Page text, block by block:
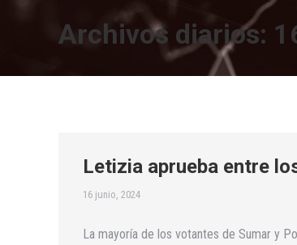
Archivos diarios:
Letizia aprueba entre
16 junio, 2024
La mayoría de los votantes de Sumar y